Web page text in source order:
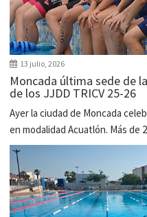
13 julio, 2026
Moncada última sede de
de los JJDD TRICV 25-26
Ayer la ciudad de Moncada
en modalidad Acuatlón. Más de